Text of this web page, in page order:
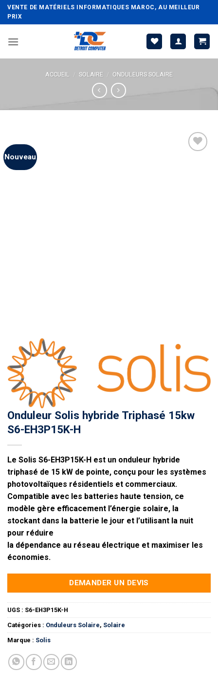
Passer
au
VENTE DE MATÉRIELS INFORMATIQUES MAROC, AU MEILLEUR
PRIX
ACCUEIL / SOLAIRE / ONDULEURS SOLAIRE
Nouveau
Onduleur Solis hybride Triphasé 15kw
S6-EH3P15K-H
Le Solis S6-EH3P15K-H est un onduleur hybride
triphasé de 15 kW de pointe, conçu pour les systèmes
photovoltaïques résidentiels et commerciaux.
Compatible avec les batteries haute tension, ce
modèle gère efficacement l’énergie solaire, la
stockant dans la batterie le jour et l’utilisant la nuit
pour réduire
la dépendance au réseau électrique et maximiser les
économies.
DEMANDER UN DEVIS
UGS : S6-EH3P15K-H
Catégories : Onduleurs Solaire, Solaire
Marque : Solis